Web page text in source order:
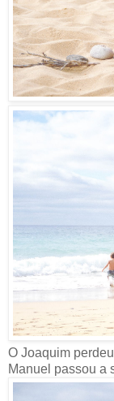
O Joaquim
Manuel passou a